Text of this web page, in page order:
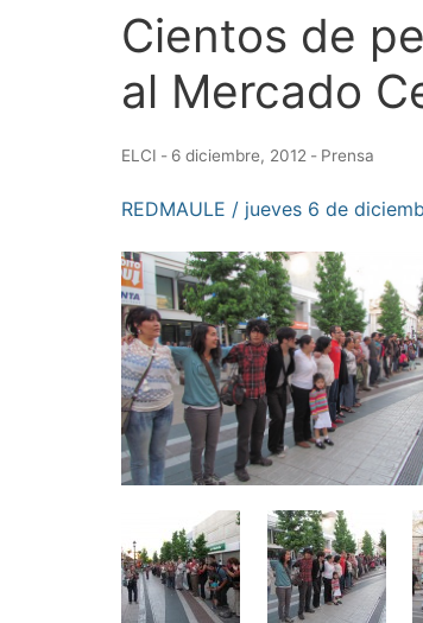
Cientos de
al Mercado
ELCI - 6 diciembre, 2012 - Prensa
REDMAULE / jueves 6 de